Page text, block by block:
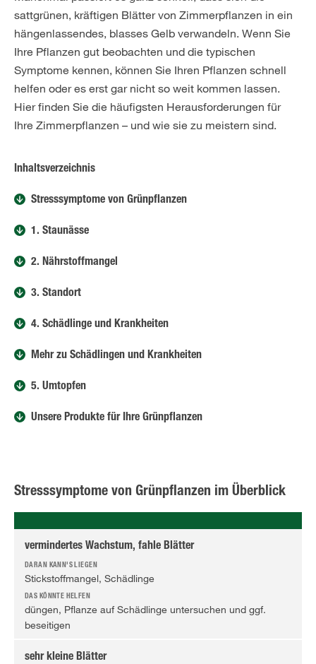
sattgrünen, kräftigen Blätter von Zimmerpflanzen in ein
hängenlassendes, blasses Gelb verwandeln. Wenn Sie
Ihre Pflanzen gut beobachten und die typischen
Symptome kennen, können Sie Ihren Pflanzen schnell
helfen oder es erst gar nicht so weit kommen lassen.
Hier finden Sie die häufigsten Herausforderungen für
Ihre Zimmerpflanzen – und wie sie zu meistern sind.
Inhaltsverzeichnis
Stresssymptome von Grünpflanzen
1. Staunässe
2. Nährstoffmangel
3. Standort
4. Schädlinge und Krankheiten
Mehr zu Schädlingen und Krankheiten
5. Umtopfen
Unsere Produkte für Ihre Grünpflanzen
Stresssymptome von Grünpflanzen im Überblick
vermindertes Wachstum, fahle Blätter
Stickstoffmangel, Schädlinge
düngen, Pflanze auf Schädlinge untersuchen und ggf.
beseitigen
sehr kleine Blätter